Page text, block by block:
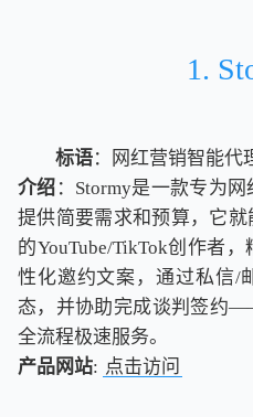
1.
标语：网红营销智能代
介绍 ：Stormy是一款专为
提供简要需求和预算，它
的YouTube/TikTok创作者
性化邀约文案，通过私信/
态，并协助完成谈判签约
全流程极速服务。
产品网站: 点击访问